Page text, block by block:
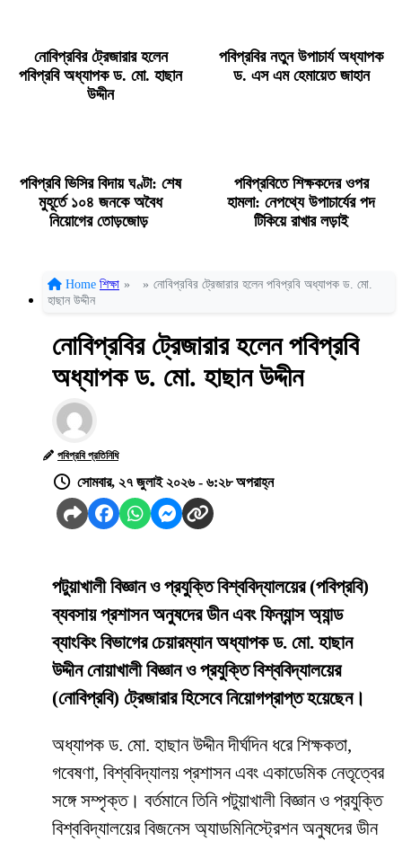
নোবিপ্রবির ট্রেজারার হলেন
পবিপ্রবি অধ্যাপক ড. মো. হাছান
উদ্দীন
পবিপ্রবির নতুন উপাচার্য অধ্যাপক
ড. এস এম হেমায়েত জাহান
পবিপ্রবি ভিসির বিদায় ঘণ্টা: শেষ
মুহূর্তে ১০৪ জনকে অবৈধ
নিয়োগের তোড়জোড়
পবিপ্রবিতে শিক্ষকদের ওপর
হামলা: নেপথ্যে উপাচার্যের পদ
টিকিয়ে রাখার লড়াই
Home শিক্ষা » » নোবিপ্রবির ট্রেজারার হলেন পবিপ্রবি অধ্যাপক ড. মো.
হাছান উদ্দীন
নোবিপ্রবির ট্রেজারার হলেন পবিপ্রবি
অধ্যাপক ড. মো. হাছান উদ্দীন
পবিপ্রবি প্রতিনিধি
সোমবার, ২৭ জুলাই ২০২৬ - ৬:২৮ অপরাহ্ন
পটুয়াখালী বিজ্ঞান ও প্রযুক্তি বিশ্ববিদ্যালয়ের (পবিপ্রবি)
ব্যবসায় প্রশাসন অনুষদের ডীন এবং ফিন্যান্স অ্যান্ড
ব্যাংকিং বিভাগের চেয়ারম্যান অধ্যাপক ড. মো. হাছান
উদ্দীন নোয়াখালী বিজ্ঞান ও প্রযুক্তি বিশ্ববিদ্যালয়ের
(নোবিপ্রবি) ট্রেজারার হিসেবে নিয়োগপ্রাপ্ত হয়েছেন।
অধ্যাপক ড. মো. হাছান উদ্দীন দীর্ঘদিন ধরে শিক্ষকতা,
গবেষণা, বিশ্ববিদ্যালয় প্রশাসন এবং একাডেমিক নেতৃত্বের
সঙ্গে সম্পৃক্ত। বর্তমানে তিনি পটুয়াখালী বিজ্ঞান ও প্রযুক্তি
বিশ্ববিদ্যালয়ের বিজনেস অ্যাডমিনিস্ট্রেশন অনুষদের ডীন